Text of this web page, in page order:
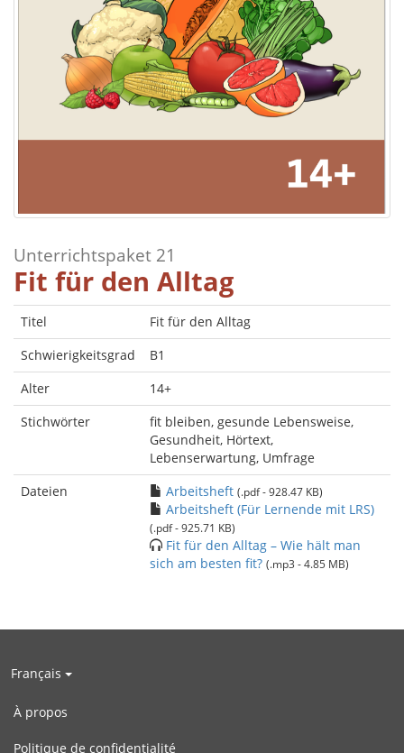
Unterrichtspaket 21
Fit für den Alltag
Titel
Fit für den Alltag
Schwierigkeitsgrad
B1
Alter
14+
Stichwörter
fit bleiben, gesunde Lebensweise,
Gesundheit, Hörtext,
Lebenserwartung, Umfrage
Dateien
Arbeitsheft (.pdf - 928.47 KB)
Arbeitsheft (Für Lernende mit LRS)
(.pdf - 925.71 KB)
Fit für den Alltag – Wie hält man
sich am besten fit? (.mp3 - 4.85 MB)
Français
À propos
Politique de confidentialité